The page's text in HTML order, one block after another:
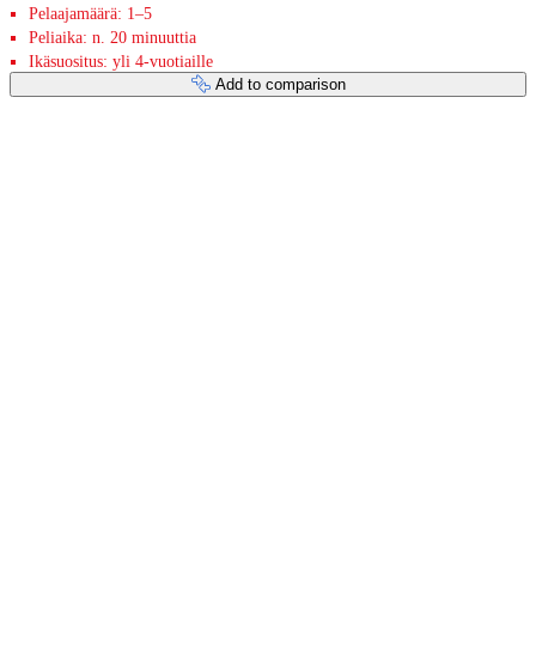
Pelaajamäärä: 1–5
Peliaika: n. 20 minuuttia
Ikäsuositus: yli 4-vuotiaille
Add to comparison